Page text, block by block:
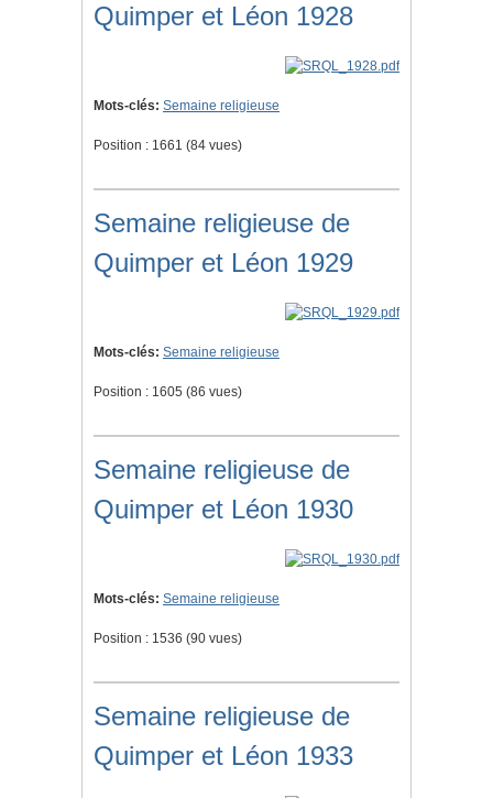
Quimper et Léon 1928
Mots-clés: Semaine religieuse
Position : 1661 (84 vues)
Semaine religieuse de
Quimper et Léon 1929
Mots-clés: Semaine religieuse
Position : 1605 (86 vues)
Semaine religieuse de
Quimper et Léon 1930
Mots-clés: Semaine religieuse
Position : 1536 (90 vues)
Semaine religieuse de
Quimper et Léon 1933